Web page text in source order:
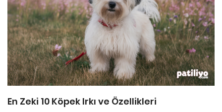
En Zeki 10 Köpek Irkı ve Özellikleri